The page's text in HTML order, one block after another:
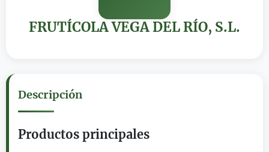
FRUTÍCOLA VEGA DEL RÍO, S.L.
Descripción
Productos principales